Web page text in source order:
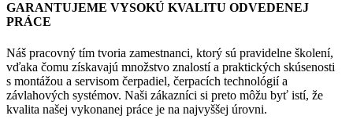
GARANTUJEME VYSOKÚ KVALITU ODVEDENEJ
PRÁCE
Náš pracovný tím tvoria zamestnanci, ktorý sú pravidelne školení,
vďaka čomu získavajú množstvo znalostí a praktických skúsenosti
s montážou a servisom čerpadiel, čerpacích technológií a
závlahových systémov. Naši zákazníci si preto môžu byť istí, že
kvalita našej vykonanej práce je na najvyššej úrovni.